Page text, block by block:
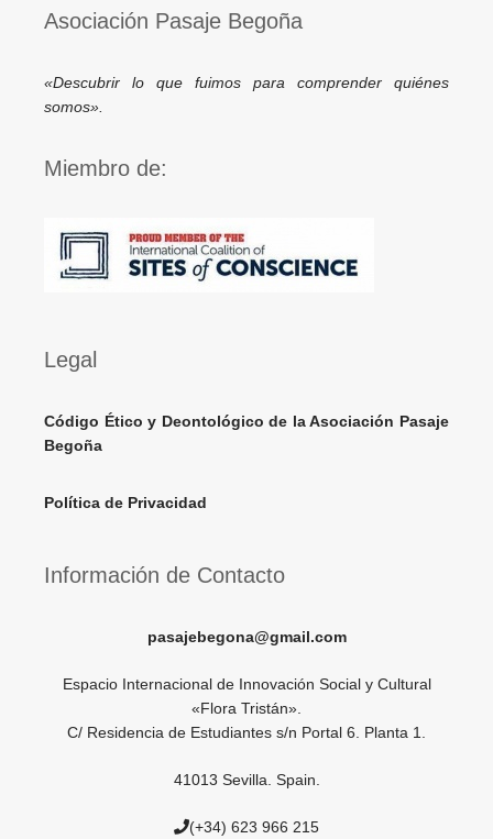
Asociación Pasaje Begoña
«Descubrir lo que fuimos para comprender quiénes
somos».
Miembro de:
Legal
Código Ético y Deontológico de la Asociación Pasaje
Begoña
Política de Privacidad
Información de Contacto
pasajebegona@gmail.com
Espacio Internacional de Innovación Social y Cultural
«Flora Tristán».
C/ Residencia de Estudiantes s/n Portal 6. Planta 1.
41013 Sevilla. Spain.
(+34) 623 966 215